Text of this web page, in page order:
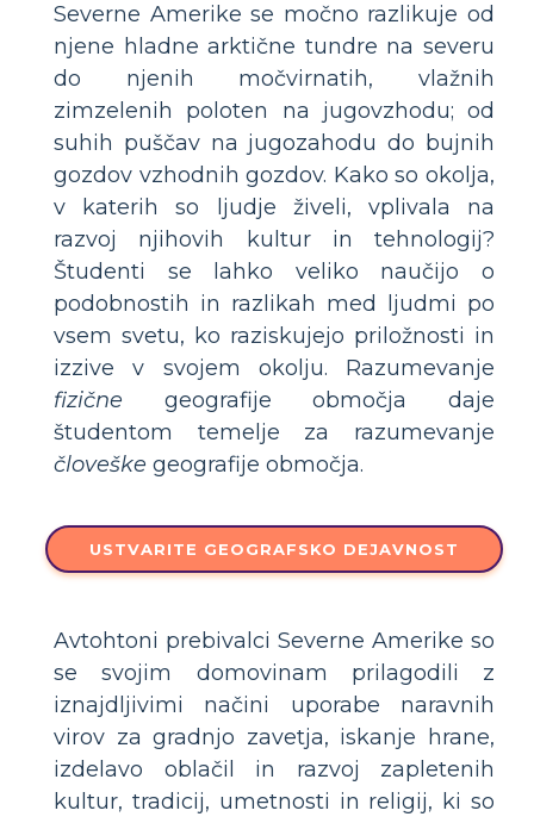
Severne Amerike se močno razlikuje od
njene hladne arktične tundre na severu
do njenih močvirnatih, vlažnih
zimzelenih poloten na jugovzhodu; od
suhih puščav na jugozahodu do bujnih
gozdov vzhodnih gozdov. Kako so okolja,
v katerih so ljudje živeli, vplivala na
razvoj njihovih kultur in tehnologij?
Študenti se lahko veliko naučijo o
podobnostih in razlikah med ljudmi po
vsem svetu, ko raziskujejo priložnosti in
izzive v svojem okolju. Razumevanje
fizične geografije območja daje
študentom temelje za razumevanje
človeške geografije območja.
USTVARITE GEOGRAFSKO DEJAVNOST
Avtohtoni prebivalci Severne Amerike so
se svojim domovinam prilagodili z
iznajdljivimi načini uporabe naravnih
virov za gradnjo zavetja, iskanje hrane,
izdelavo oblačil in razvoj zapletenih
kultur, tradicij, umetnosti in religij, ki so